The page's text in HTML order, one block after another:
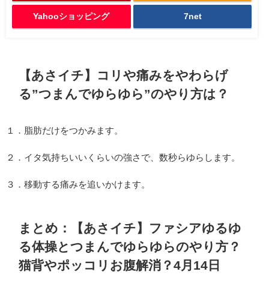
Yahooショッピング 7net
【あさイチ】コリや痛みをやわらげ
る”つまんでゆらゆら”のやり方は？
１．脂肪だけをつかみます。
２．イタ気持ちいいくらいの強さで、数秒らゆらします。
３．移動する痛みを追いかけます。
まとめ：【あさイチ】ファシアゆるゆ
る体操とつまんでゆらゆらのやり方？
猫背やポッコリお腹解消？4月14日